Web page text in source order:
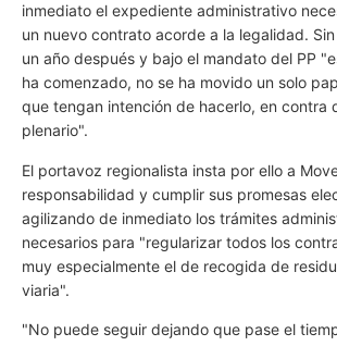
inmediato el expediente administrativo
un nuevo contrato acorde a la legalidad.
un año después y bajo el mandato del PP
ha comenzado, no se ha movido un solo
que tengan intención de hacerlo, en contra
plenario".
El portavoz regionalista insta por ello a
responsabilidad y cumplir sus promesas
agilizando de inmediato los trámites
necesarios para "regularizar todos los
muy especialmente el de recogida de
viaria".
"No puede seguir dejando que pase el